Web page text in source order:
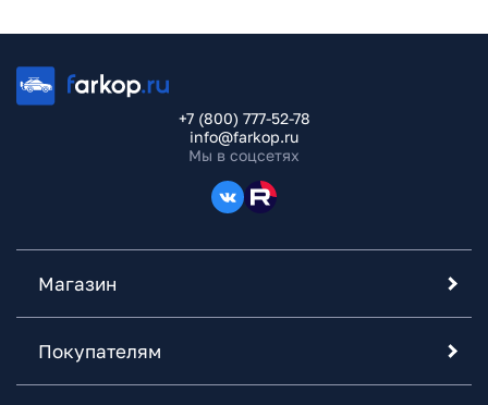
+7 (800) 777-52-78
info@farkop.ru
Мы в соцсетях
Магазин
Покупателям